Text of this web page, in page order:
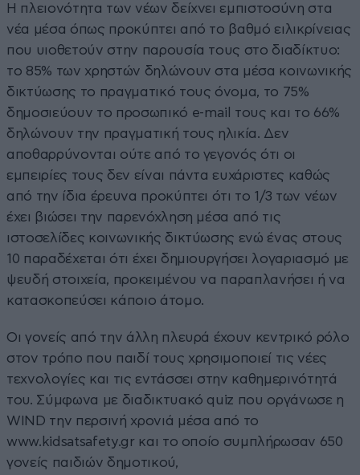
Η πλειονότητα των νέων δείχνει εμπιστοσύνη στα
νέα μέσα όπως προκύπτει από το βαθμό ειλικρίνειας
που υιοθετούν στην παρουσία τους στο διαδίκτυο:
το 85% των χρηστών δηλώνουν στα μέσα κοινωνικής
δικτύωσης το πραγματικό τους όνομα, το 75%
δημοσιεύουν το προσωπικό e-mail τους και το 66%
δηλώνουν την πραγματική τους ηλικία. Δεν
αποθαρρύνονται ούτε από το γεγονός ότι οι
εμπειρίες τους δεν είναι πάντα ευχάριστες καθώς
από την ίδια έρευνα προκύπτει ότι το 1/3 των νέων
έχει βιώσει την παρενόχληση μέσα από τις
ιστοσελίδες κοινωνικής δικτύωσης ενώ ένας στους
10 παραδέχεται ότι έχει δημιουργήσει λογαριασμό με
ψευδή στοιχεία, προκειμένου να παραπλανήσει ή να
κατασκοπεύσει κάποιο άτομο.
Οι γονείς από την άλλη πλευρά έχουν κεντρικό ρόλο
στον τρόπο που παιδί τους χρησιμοποιεί τις νέες
τεχνολογίες και τις εντάσσει στην καθημερινότητά
του. Σύμφωνα με διαδικτυακό quiz που οργάνωσε η
WIND την περσινή χρονιά μέσα από το
www.kidsatsafety.gr και το οποίο συμπλήρωσαν 650
γονείς παιδιών δημοτικού,